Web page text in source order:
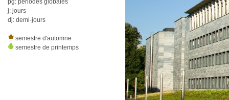
pg: périodes globales
j: jours
dj: demi-jours
semestre d'automne
semestre de printemps